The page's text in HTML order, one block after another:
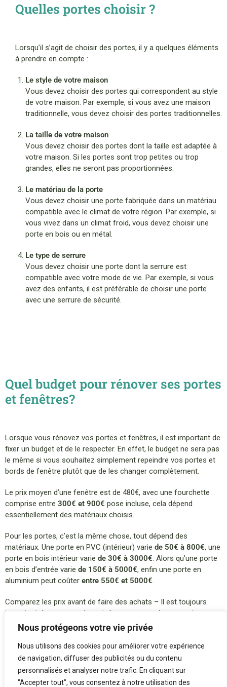
Nous protégeons votre vie privée
Nous utilisons des cookies pour améliorer votre expérience
de navigation, diffuser des publicités ou du contenu
personnalisés et analyser notre trafic. En cliquant sur
"Accepter tout", vous consentez à notre utilisation des
Quelles portes choisir ?
Lorsqu’il s’agit de choisir des portes, il y a quelques éléments
à prendre en compte :
Le style de votre maison
Vous devez choisir des portes qui correspondent au style
de votre maison. Par exemple, si vous avez une maison
traditionnelle, vous devez choisir des portes traditionnelles.
La taille de votre maison
Vous devez choisir des portes dont la taille est adaptée à
votre maison. Si les portes sont trop petites ou trop
grandes, elles ne seront pas proportionnées.
Le matériau de la porte
Vous devez choisir une porte fabriquée dans un matériau
compatible avec le climat de votre région. Par exemple, si
vous vivez dans un climat froid, vous devez choisir une
porte en bois ou en métal.
Le type de serrure
Vous devez choisir une porte dont la serrure est
compatible avec votre mode de vie. Par exemple, si vous
avez des enfants, il est préférable de choisir une porte
avec une serrure de sécurité.
Quel budget pour rénover ses portes
et fenêtres?
Lorsque vous rénovez vos portes et fenêtres, il est important de
fixer un budget et de le respecter. En effet, le budget ne sera pas
le même si vous souhaitez simplement repeindre vos portes et
bords de fenêtre plutôt que de les changer complètement.
Le prix moyen d’une fenêtre est de 480€, avec une fourchette
comprise entre 300€ et 900€ pose incluse, cela dépend
essentiellement des matériaux choisis.
Pour les portes, c’est la même chose, tout dépend des
matériaux. Une porte en PVC (intérieur) varie de 50€ à 800€, une
porte en bois intérieur varie de 30€ à 3000€. Alors qu’une porte
en bois d’entrée varie de 150€ à 5000€, enfin une porte en
aluminium peut coûter entre 550€ et 5000€.
Comparez les prix avant de faire des achats – Il est toujours
important de comparer les prix lorsque vous rénovez votre
maison, afin d’obtenir la meilleure offre possible.